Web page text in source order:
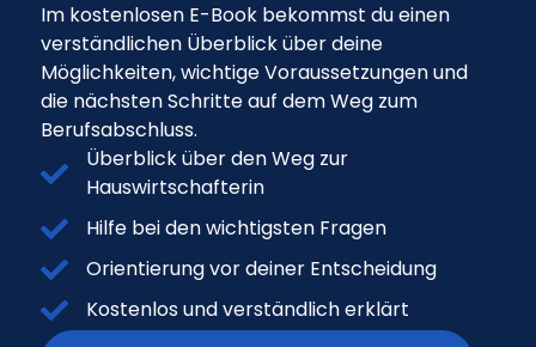
Im kostenlosen E-Book bekommst du einen
verständlichen Überblick über deine
Möglichkeiten, wichtige Voraussetzungen und
die nächsten Schritte auf dem Weg zum
Berufsabschluss.
Überblick über den Weg zur
Hauswirtschafterin
Hilfe bei den wichtigsten Fragen
Orientierung vor deiner Entscheidung
Kostenlos und verständlich erklärt